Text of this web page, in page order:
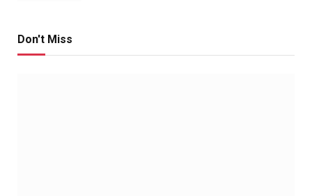
Don't Miss